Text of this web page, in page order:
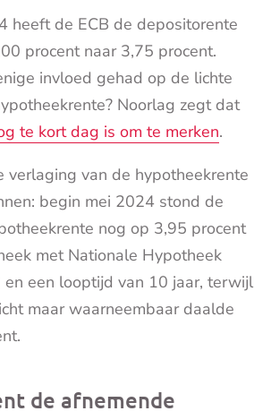
heeft de ECB de depositorente
procent naar 3,75 procent.
invloed gehad op de lichte
Noorlag zegt dat
te kort dag is om te merken.
verlaging van de hypotheekrente
begin mei 2024 stond de
nog op 3,95 procent
met Nationale Hypotheek
en een looptijd van 10 jaar, terwijl
maar waarneembaar daalde
de afnemende